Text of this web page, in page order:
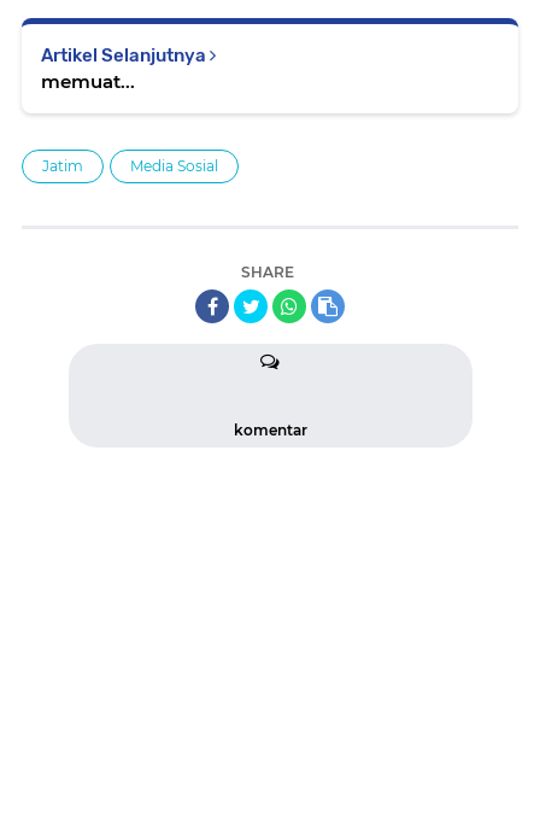
Artikel Selanjutnya
memuat...
Jatim Media Sosial
SHARE
komentar